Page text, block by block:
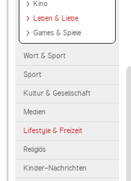
Kino
Leben & Liebe
Games & Spiele
Wort & Sport
Sport
Kultur & Gesellschaft
Medien
Lifestyle & Freizeit
Religiös
Kinder-Nachrichten